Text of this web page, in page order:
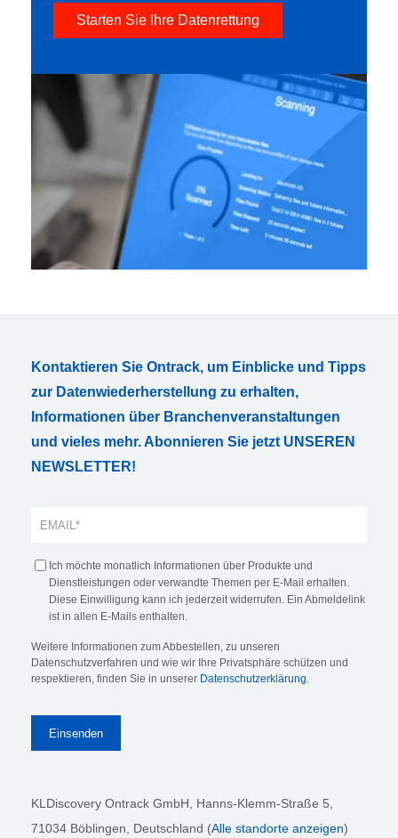
Starten Sie Ihre Datenrettung
Kontaktieren Sie Ontrack, um Einblicke und Tipps
zur Datenwiederherstellung zu erhalten,
Informationen über Branchenveranstaltungen
und vieles mehr. Abonnieren Sie jetzt UNSEREN
NEWSLETTER!
Ich möchte monatlich Informationen über Produkte und
Dienstleistungen oder verwandte Themen per E-Mail erhalten.
Diese Einwilligung kann ich jederzeit widerrufen. Ein Abmeldelink
ist in allen E-Mails enthalten.
Weitere Informationen zum Abbestellen, zu unseren
Datenschutzverfahren und wie wir Ihre Privatsphäre schützen und
respektieren, finden Sie in unserer Datenschutzerklärung.
KLDiscovery Ontrack GmbH, Hanns-Klemm-Straße 5
71034 Böblingen , Deutschland (Alle standorte anzeigen)